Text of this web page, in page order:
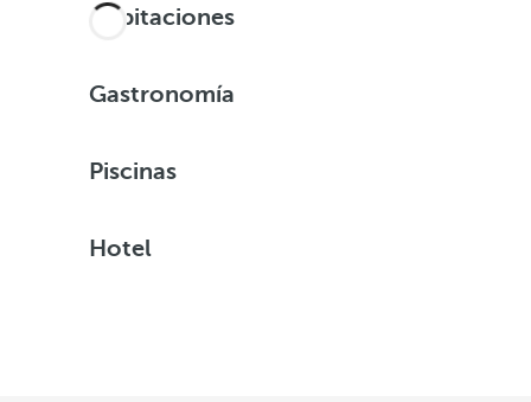
Habitaciones
Gastronomía
Piscinas
Hotel